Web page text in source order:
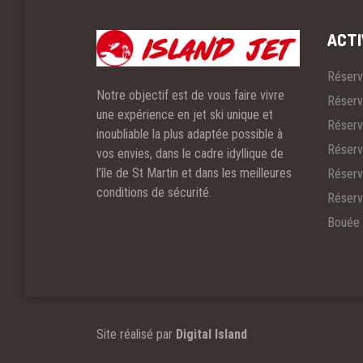
Notre objectif est de vous faire vivre
une expérience en jet ski unique et
inoubliable la plus adaptée possible à
vos envies, dans le cadre idyllique de
l’île de St Martin et dans les meilleures
conditions de sécurité.
Site réalisé par Digital Island